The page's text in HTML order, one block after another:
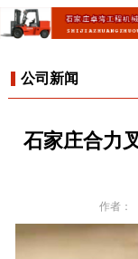
公司新闻
石家庄合力
作者：